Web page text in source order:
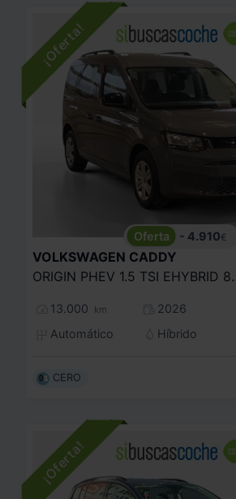
- 4.910€
VOLKSWAGEN CADDY
ORIGIN
13.000 km
2026
Automático
Híbrido
CERO